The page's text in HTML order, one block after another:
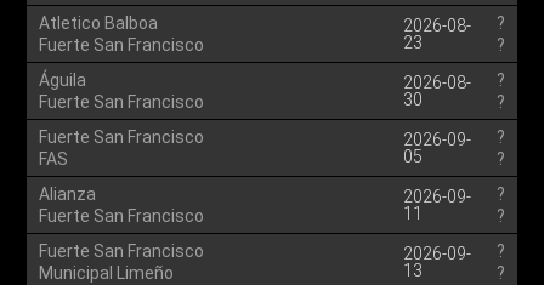
Atletico Balboa
Fuerte San Francisco
2026-08-
23
?
?
Águila
Fuerte San Francisco
2026-08-
30
?
?
Fuerte San Francisco
FAS
2026-09-
05
?
?
Alianza
Fuerte San Francisco
2026-09-
11
?
?
Fuerte San Francisco
Municipal Limeño
2026-09-
13
?
?